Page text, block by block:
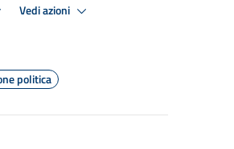
Vedi azioni
politica